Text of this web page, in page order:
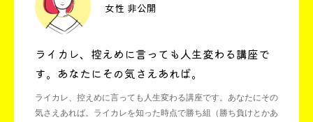
女性 非公開
ライカレ、控えめに言っても人生変わる講座で
す。あなたにその気さえあれば。
ライカレ、控えめに言っても人生変わる講座です。あなたにその
気さえあれば。ライカレを知った時点で勝ち組（勝ち負けとかあ